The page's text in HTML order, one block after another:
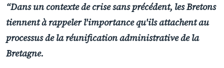
“Dans un contexte de crise sans précédent, les Bretons
tiennent à rappeler l'importance qu'ils attachent au
processus de la réunification administrative de la
Bretagne.